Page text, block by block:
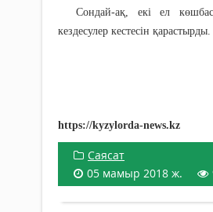
Сондай-ақ, екі ел
кездесулер кестесін қарастырды.
https://kyzylorda-news.kz
Саясат
05 мамыр 2018 ж.